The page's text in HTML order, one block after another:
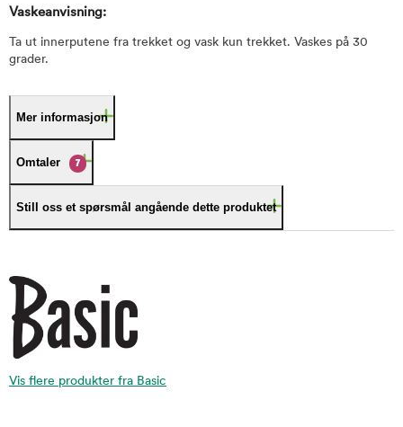
Vaskeanvisning:
Ta ut innerputene fra trekket og vask kun trekket. Vaskes på 30
grader.
Mer informasjon
Omtaler 7
Still oss et spørsmål angående dette produktet
Vis flere produkter fra Basic